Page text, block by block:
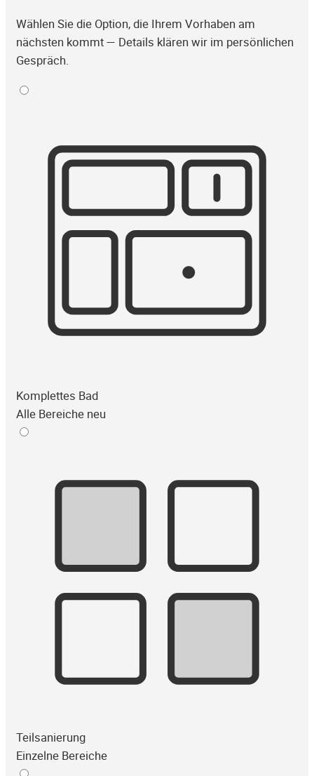
Wählen Sie die Option, die Ihrem Vorhaben am
nächsten kommt — Details klären wir im persönlichen
Gespräch.
Komplettes Bad
Alle Bereiche neu
Teilsanierung
Einzelne Bereiche